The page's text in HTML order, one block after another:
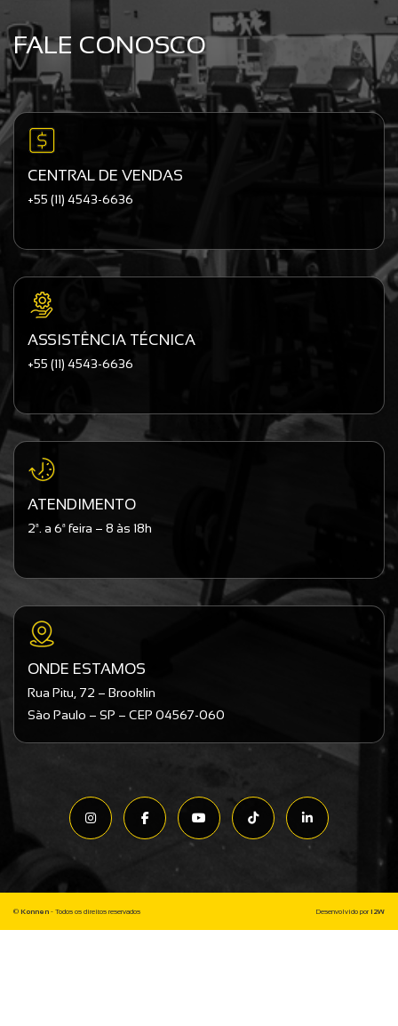
FALE CONOSCO
CENTRAL DE VENDAS
+55 (11) 4543-6636
ASSISTÊNCIA TÉCNICA
+55 (11) 4543-6636
ATENDIMENTO
2ª. a 6ª feira – 8 às 18h
ONDE ESTAMOS
Rua Pitu, 72 – Brooklin
São Paulo – SP – CEP 04567-060
© Konnen - Todos os direitos reservados Desenvolvido por I2W